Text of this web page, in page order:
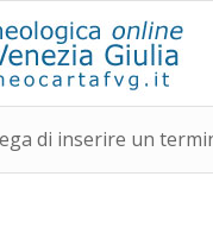
di inserire un